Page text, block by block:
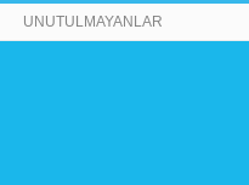
UNUTULMAYANLAR